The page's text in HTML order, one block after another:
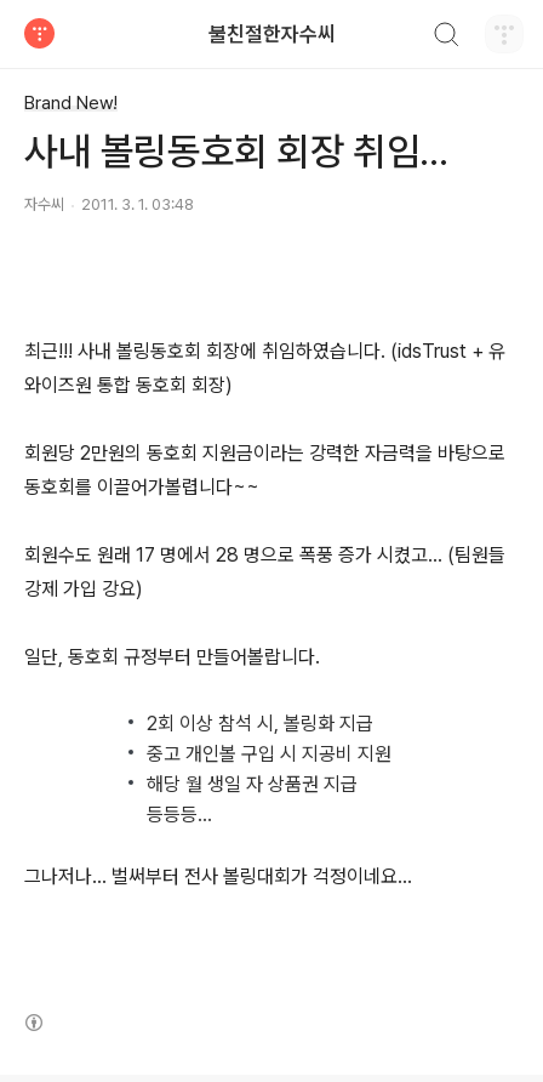
불친절한자수씨
Brand New!
사내 볼링동호회 회장 취임...
자수씨 2011. 3. 1. 03:48
최근!!! 사내 볼링동호회 회장에 취임하였습니다. (idsTrust + 유
와이즈원 통합 동호회 회장)
회원당 2만원의 동호회 지원금이라는 강력한 자금력을 바탕으로
동호회를 이끌어가볼렵니다~~
회원수도 원래 17 명에서 28 명으로 폭풍 증가 시켰고... (팀원들
강제 가입 강요)
일단, 동호회 규정부터 만들어볼랍니다.
2회 이상 참석 시, 볼링화 지급
중고 개인볼 구입 시 지공비 지원
해당 월 생일 자 상품권 지급
등등등...
그나저나... 벌써부터 전사 볼링대회가 걱정이네요...